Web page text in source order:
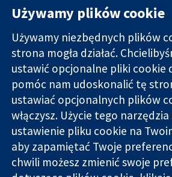
Wiarygodne dane
naukowe.
Świadome
decyzje.
Lepsze zdrowie.
11-13 Cavendish
Square
Londyn
W1G 0AN
Wielka Brytania
Używamy plików cookie
Używamy niezbędnych plików
strona mogła działać.
ustawić opcjonalne pliki cookie
pomóc nam udoskonalić tę
ustawiać opcjonalnych plików
włączysz. Użycie tego
ustawienie pliku cookie na
aby zapamiętać Twoje
chwili możesz zmienić swoje